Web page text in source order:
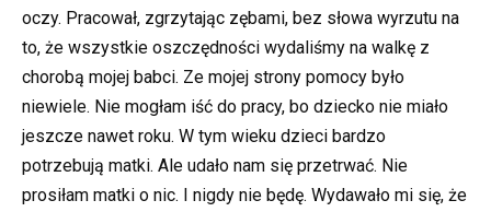
oczy. Pracował, zgrzytając zębami, bez słowa wyrzutu na
to, że wszystkie oszczędności wydaliśmy na walkę z
chorobą mojej babci. Ze mojej strony pomocy było
niewiele. Nie mogłam iść do pracy, bo dziecko nie miało
jeszcze nawet roku. W tym wieku dzieci bardzo
potrzebują matki. Ale udało nam się przetrwać. Nie
prosiłam matki o nic. I nigdy nie będę. Wydawało mi się, że